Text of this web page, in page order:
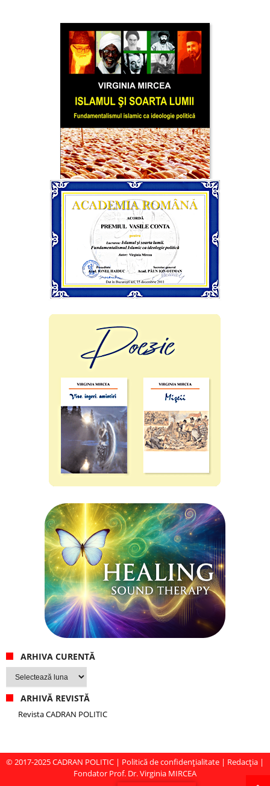
ARHIVA CURENTĂ
Arhiva
curentă
ARHIVĂ REVISTĂ
Revista CADRAN POLITIC
© 2017-2025CADRAN POLITIC | Politică de confidențialitate | Redacția |
Fondator Prof. Dr. Virginia MIRCEA